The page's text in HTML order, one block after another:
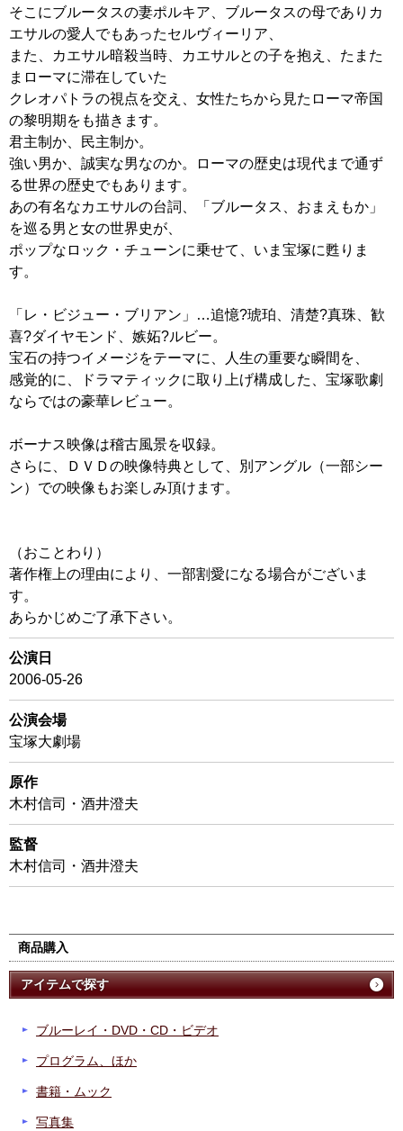
そこにブルータスの妻ポルキア、ブルータスの母でありカ
エサルの愛人でもあったセルヴィーリア、
また、カエサル暗殺当時、カエサルとの子を抱え、たまた
まローマに滞在していた
クレオパトラの視点を交え、女性たちから見たローマ帝国
の黎明期をも描きます。
君主制か、民主制か。
強い男か、誠実な男なのか。ローマの歴史は現代まで通ず
る世界の歴史でもあります。
あの有名なカエサルの台詞、「ブルータス、おまえもか」
を巡る男と女の世界史が、
ポップなロック・チューンに乗せて、いま宝塚に甦りま
す。
「レ・ビジュー・ブリアン」…追憶?琥珀、清楚?真珠、歓
喜?ダイヤモンド、嫉妬?ルビー。
宝石の持つイメージをテーマに、人生の重要な瞬間を、
感覚的に、ドラマティックに取り上げ構成した、宝塚歌劇
ならではの豪華レビュー。
ボーナス映像は稽古風景を収録。
さらに、ＤＶＤの映像特典として、別アングル（一部シー
ン）での映像もお楽しみ頂けます。
（おことわり）
著作権上の理由により、一部割愛になる場合がございま
す。
あらかじめご了承下さい。
公演日
2006-05-26
公演会場
宝塚大劇場
原作
木村信司・酒井澄夫
監督
木村信司・酒井澄夫
商品購入
アイテムで探す
ブルーレイ・DVD・CD・ビデオ
プログラム、ほか
書籍・ムック
写真集